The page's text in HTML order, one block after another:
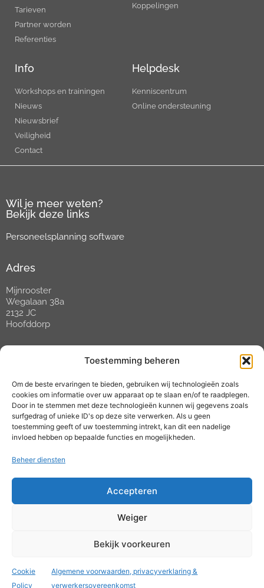
Toestemming beheren
Om de beste ervaringen te bieden, gebruiken wij technologieën zoals
cookies om informatie over uw apparaat op te slaan en/of te raadplegen.
Door in te stemmen met deze technologieën kunnen wij gegevens zoals
surfgedrag of unieke ID's op deze site verwerken. Als u geen
toestemming geeft of uw toestemming intrekt, kan dit een nadelige
invloed hebben op bepaalde functies en mogelijkheden.
Beheer diensten
Accepteren
Weiger
Bekijk voorkeuren
Cookie
Policy
Algemene voorwaarden, privacyverklaring &
verwerkersovereenkomst
Tarieven
Partner worden
Referenties
Koppelingen
Info
Workshops en trainingen
Nieuws
Nieuwsbrief
Veiligheid
Contact
Helpdesk
Kenniscentrum
Online ondersteuning
Wil je meer weten?
Bekijk deze links
Personeelsplanning software
Adres
Mijnrooster
Wegalaan 38a
2132 JC
Hoofddorp
Open tussen 09:00 en 17:00 uur
E-mail:helpdesk@mijnrooster.nl
Social media
| KVK: 67667546 | BTW: NL 857120190